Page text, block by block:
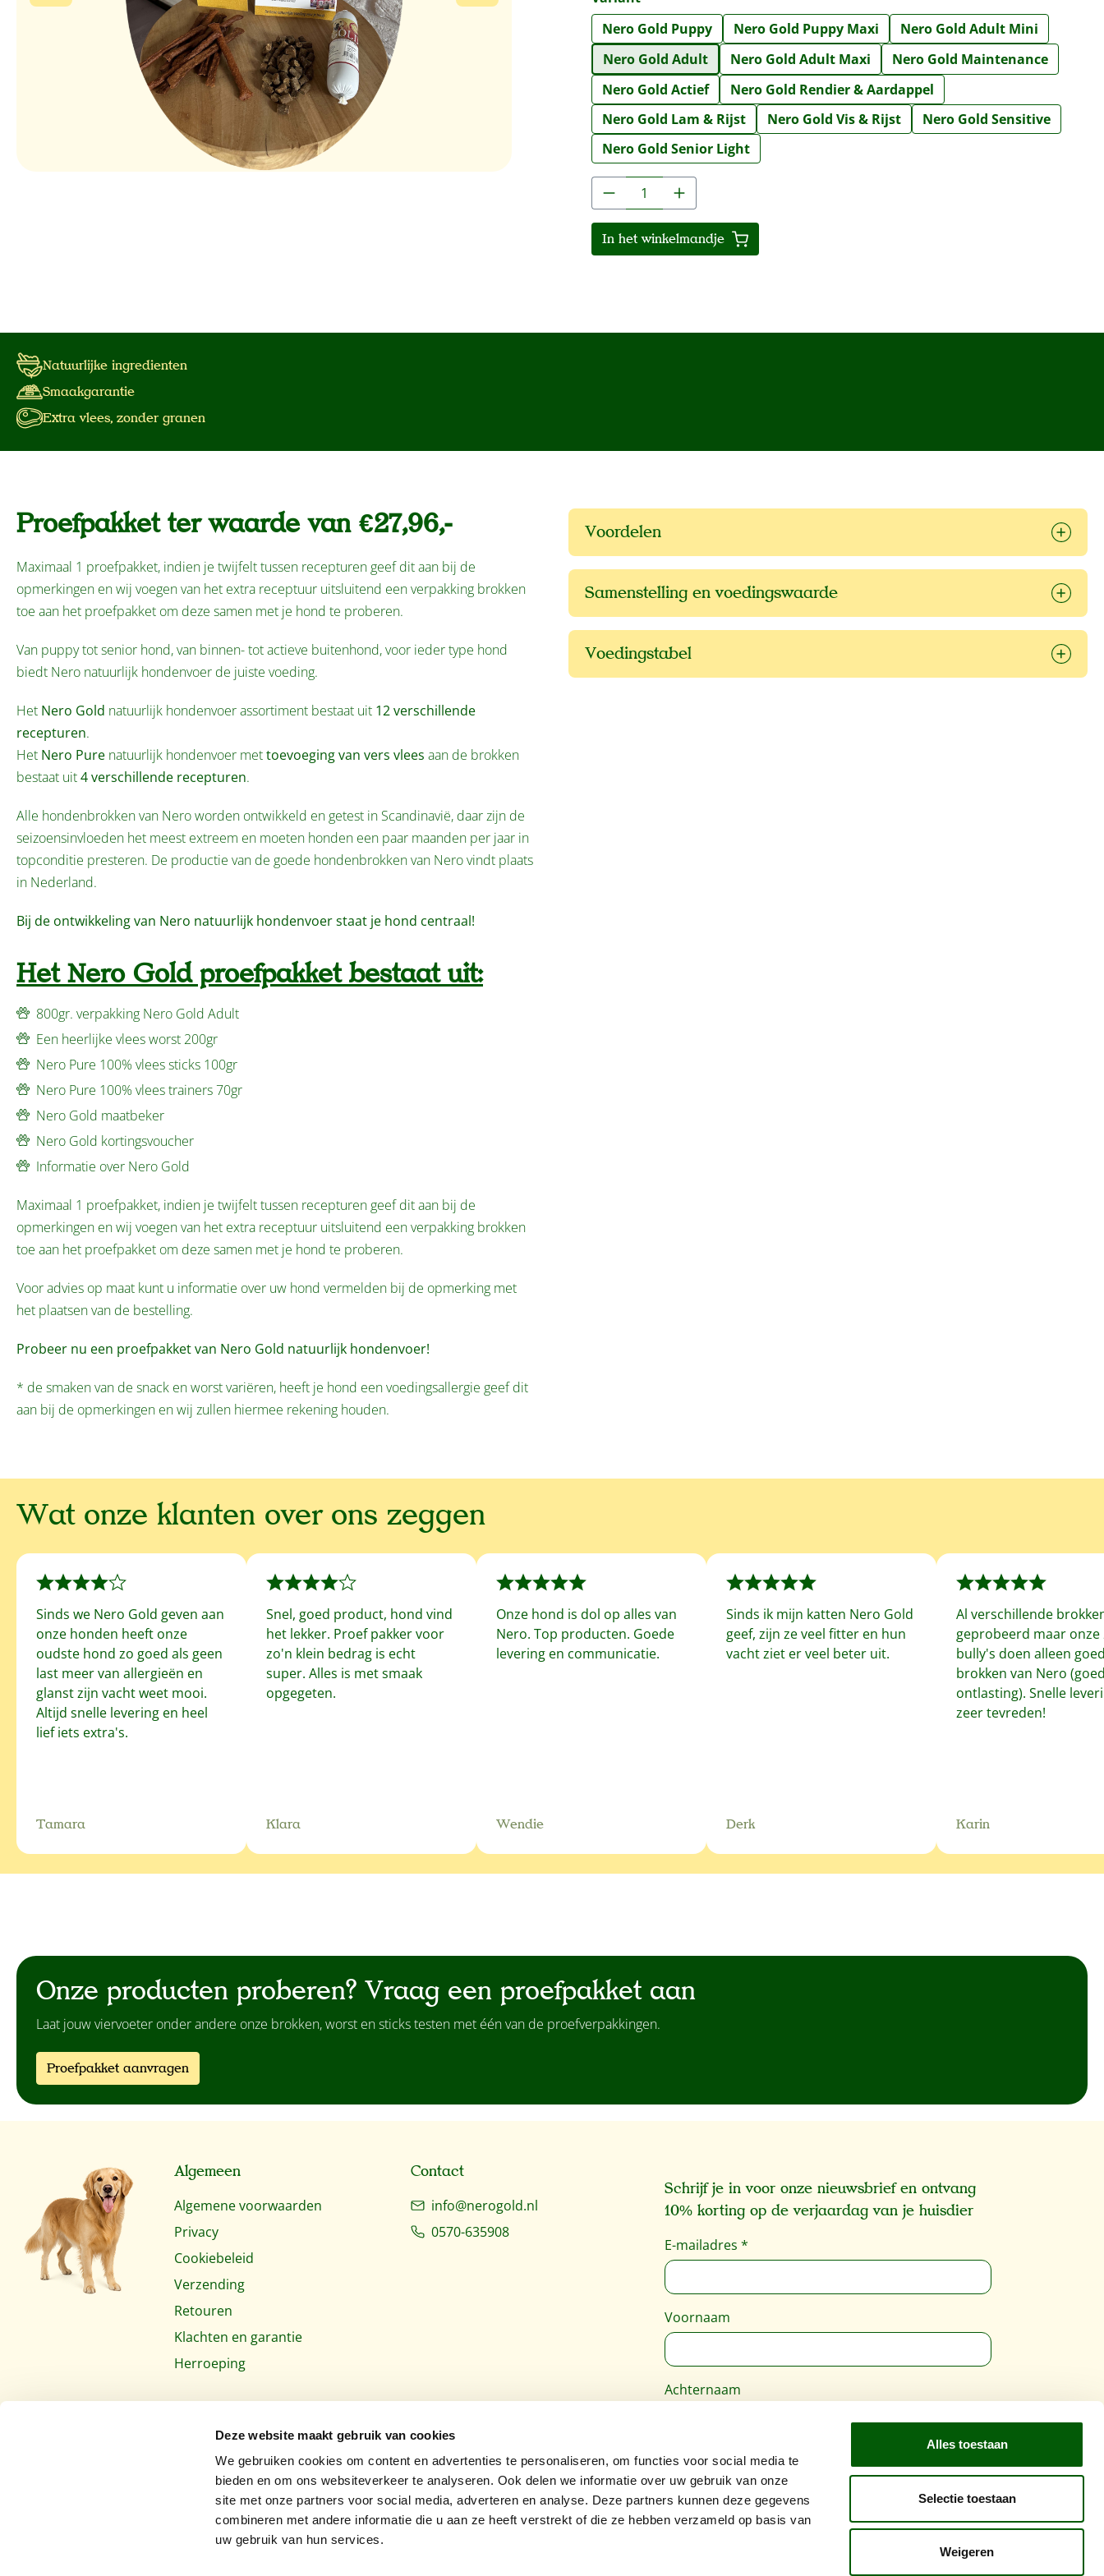
Deze website maakt gebruik van cookies
We gebruiken cookies om content en advertenties te personaliseren, om functies voor social media te
bieden en om ons websiteverkeer te analyseren. Ook delen we informatie over uw gebruik van onze
site met onze partners voor social media, adverteren en analyse. Deze partners kunnen deze gegevens
combineren met andere informatie die u aan ze heeft verstrekt of die ze hebben verzameld op basis van
uw gebruik van hun services.
Alles toestaan
Selectie toestaan
Weigeren
Nero Gold Puppy
Nero Gold Puppy Maxi
Nero Gold Adult Mini
Nero Gold Adult
Nero Gold Adult Maxi
Nero Gold Maintenance
Nero Gold Actief
Nero Gold Rendier & Aardappel
Nero Gold Lam & Rijst
Nero Gold Vis & Rijst
Nero Gold Sensitive
Nero Gold Senior Light
Producthoeveelheid: Voer de gewenste hoeveelheid
In het winkelmandje
Natuurlijke ingredienten
Smaakgarantie
Extra vlees, zonder granen
Proefpakket ter waarde van €27,96,-
Maximaal 1 proefpakket, indien je twijfelt tussen recepturen geef dit aan bij de
opmerkingen en wij voegen van het extra receptuur uitsluitend een verpakking brokken
toe aan het proefpakket om deze samen met je hond te proberen.
Van puppy tot senior hond, van binnen- tot actieve buitenhond, voor ieder type hond
biedt Nero natuurlijk hondenvoer de juiste voeding.
Het Nero Gold natuurlijk hondenvoer assortiment bestaat uit 12 verschillende
recepturen.
Het Nero Pure natuurlijk hondenvoer mettoevoeging van vers vlees aan de brokken
bestaat uit4 verschillende recepturen.
Alle hondenbrokken van Nero worden ontwikkeld en getest in Scandinavië, daar zijn de
seizoensinvloeden het meest extreem en moeten honden een paar maanden per jaar in
topconditie presteren. De productie van de goede hondenbrokken van Nero vindt plaats
in Nederland.
Bij de ontwikkeling van Nero natuurlijk hondenvoer staat je hond centraal!
Het Nero Gold proefpakket bestaat uit:
800gr. verpakking Nero Gold Adult
Een heerlijke vlees worst 200gr
Nero Pure 100% vlees sticks 100gr
Nero Pure 100% vlees trainers 70gr
Nero Gold maatbeker
Nero Gold kortingsvoucher
Informatie over Nero Gold
Maximaal 1 proefpakket, indien je twijfelt tussen recepturen geef dit aan bij de
opmerkingen en wij voegen van het extra receptuur uitsluitend een verpakking brokken
toe aan het proefpakket om deze samen met je hond te proberen.
Voor advies op maat kunt u informatie over uw hond vermelden bij de opmerking met
het plaatsen van de bestelling.
Probeer nu een proefpakket van Nero Gold natuurlijk hondenvoer!
* de smaken van de snack en worst variëren, heeft je hond een voedingsallergie geef dit
aan bij de opmerkingen en wij zullen hiermee rekening houden.
Voordelen
Samenstelling en voedingswaarde
Voedingstabel
Wat onze klanten over ons zeggen
Sinds we Nero Gold geven aan
onze honden heeft onze
oudste hond zo goed als geen
last meer van allergieën en
glanst zijn vacht weet mooi.
Altijd snelle levering en heel
lief iets extra's.
Tamara
Snel, goed product, hond vind
het lekker. Proef pakker voor
zo'n klein bedrag is echt
super. Alles is met smaak
opgegeten.
Klara
Onze hond is dol op alles van
Nero. Top producten. Goede
levering en communicatie.
Wendie
Sinds ik mijn katten Nero Gold
geef, zijn ze veel fitter en hun
vacht ziet er veel beter uit.
Derk
Al verschillende
geprobeerd maar onze
bully's doen alleen
brokken van Nero
ontlasting). Snelle
zeer tevreden!
Karin
Onze producten proberen? Vraag een proefpakket aan
Laat jouw viervoeter onder andere onze brokken, worst en sticks testen met één van de proefverpakkingen.
Proefpakket aanvragen
Algemeen
Algemene voorwaarden
Privacy
Cookiebeleid
Verzending
Retouren
Klachten en garantie
Herroeping
Contact
info@nerogold.nl
0570-635908
Schrijf je in voor onze nieuwsbrief en ontvang
10% korting op de verjaardag van je huisdier
E-mailadres *
Voornaam
Achternaam
Deze site wordt beschermd door reCAPTCHA en de
GooglePrivacybeleid Gebruiksvoorwaardenzijn
van toepassing.
Inschrijven